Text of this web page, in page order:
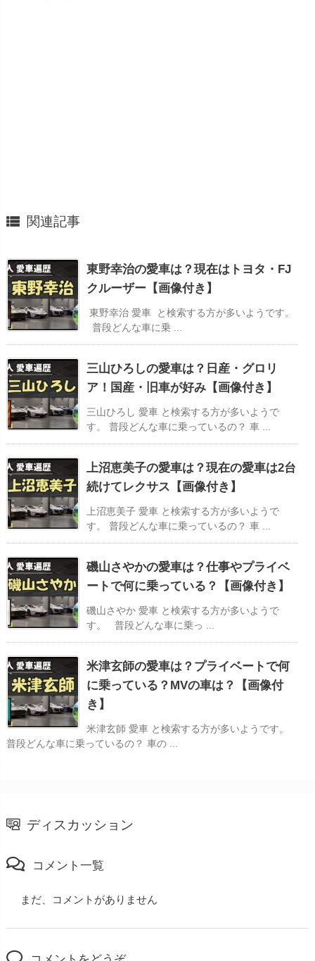
 関連記事
東野幸治の愛車は？現在はトヨタ・FJ
クルーザー【画像付き】
東野幸治 愛車 と検索する方が多いようです。
普段どんな車に乗 ...
三山ひろしの愛車は？日産・グロリ
ア！国産・旧車が好み【画像付き】
三山ひろし 愛車 と検索する方が多いようで
す。 普段どんな車に乗っているの？ 車 ...
上沼恵美子の愛車は？現在の愛車は2台
続けてレクサス【画像付き】
上沼恵美子 愛車 と検索する方が多いようで
す。 普段どんな車に乗っているの？ 車 ...
磯山さやかの愛車は？仕事やプライベ
ートで何に乗っている？【画像付き】
磯山さやか 愛車 と検索する方が多いようで
す。 普段どんな車に乗っ ...
米津玄師の愛車は？プライベートで何
に乗っている？MVの車は？【画像付
き】
米津玄師 愛車 と検索する方が多いようです。
普段どんな車に乗っているの？ 車の ...
ディスカッション
コメント一覧
まだ、コメントがありません